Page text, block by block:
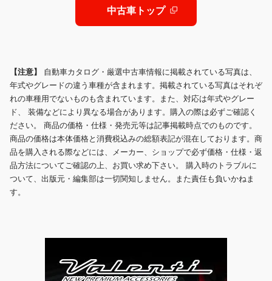
中古車トップ
【注意】 自動車カタログ・厳選中古車情報に掲載されている写真は、
年式やグレードの違う車種が含まれます。掲載されている写真はそれぞ
れの車種用でないものも含まれています。また、対応は年式やグレー
ド、 装備などにより異なる場合があります。購入の際は必ずご確認く
ださい。 商品の価格・仕様・発売元等は記事掲載時点でのものです。
商品の価格は本体価格と消費税込みの総額表記が混在しております。商
品を購入される際などには、メーカー、ショップで必ず価格・仕様・返
品方法についてご確認の上、お買い求め下さい。 購入時のトラブルに
ついて、出版元・編集部は一切関知しません。また責任も負いかねま
す。